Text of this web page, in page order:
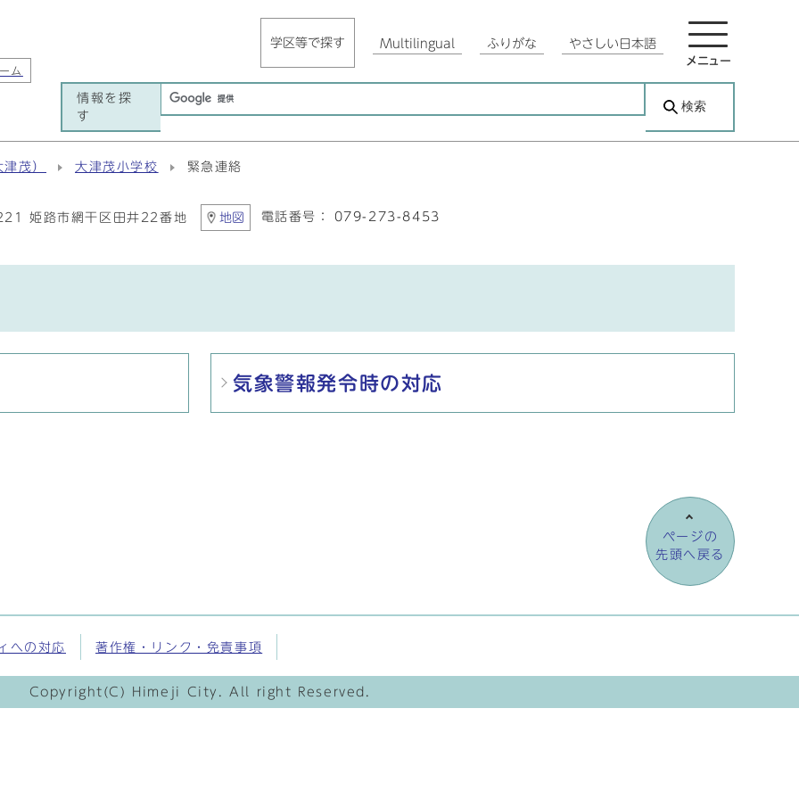
ム
学区等で探す Multilingual ふりがな やさしい日本語
メニュー
情報を探
す
検索
茂） 大津茂小学校 緊急連絡
姫路市網干区田井22番地 地図 電話番号： 079-273-8453
気象警報発令時の対応
ページの
先頭へ戻る
への対応 著作権・リンク・免責事項
Copyright(C) Himeji City. All right Reserved.